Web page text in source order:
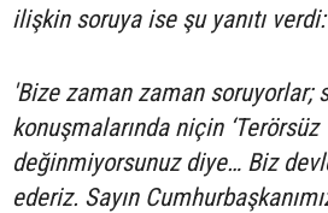
ilişkin soruya ise şu yanıtı verdi:
'Bize zaman zaman soruyorlar;
konuşmalarında niçin ‘Terörsüz
değinmiyorsunuz diye… Biz
ederiz. Sayın